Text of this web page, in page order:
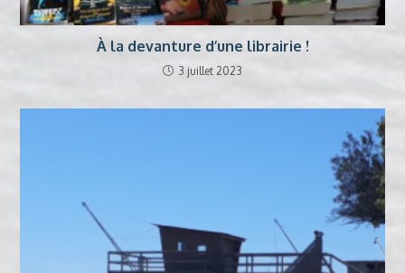
À la devanture d’une librairie !
3 juillet 2023